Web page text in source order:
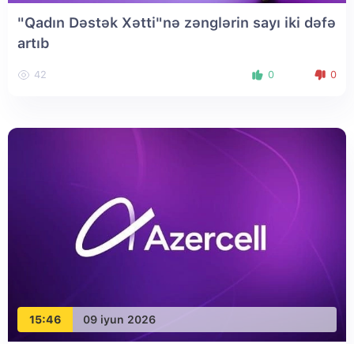
"Qadın Dəstək Xətti"nə zənglərin sayı iki dəfə
artıb
42 0 0
15:46 09 iyun 2026